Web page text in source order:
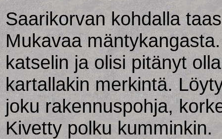
Saarikorvan kohdalla
Mukavaa
katselin ja olisi pitänyt
kartallakin merkintä.
joku rakennuspohja,
Kivetty polku kumminkin.